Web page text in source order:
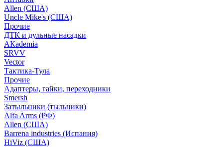
Allen (США)
Uncle Mike's (США)
Прочие
ДТК и дульные насадки
АКademia
SRVV
Vector
Тактика-Тула
Прочие
Адаптеры, гайки, переходники
Smersh
Затыльники (тыльники)
Alfa Arms (РФ)
Allen (США)
Barrena industries (Испания)
HiViz (США)